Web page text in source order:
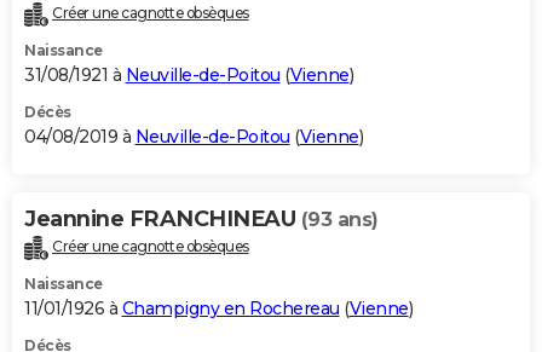
Créer une cagnotte obsèques
Naissance
31/08/1921 à Neuville-de-Poitou (Vienne)
Décès
04/08/2019 à Neuville-de-Poitou (Vienne)
Jeannine FRANCHINEAU (93 ans)
Créer une cagnotte obsèques
Naissance
11/01/1926 à Champigny en Rochereau (Vienne)
Décès